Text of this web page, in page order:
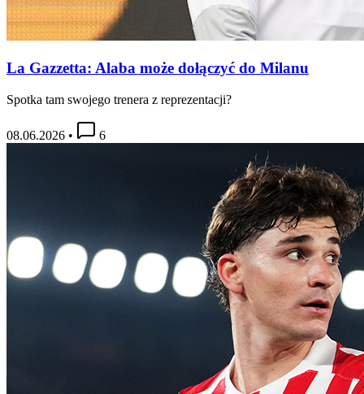
La Gazzetta: Alaba może dołączyć do Milanu
Spotka tam swojego trenera z reprezentacji?
08.06.2026 • 6